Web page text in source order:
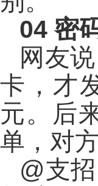
04密
网友
卡，才
元。后
单，对
@支